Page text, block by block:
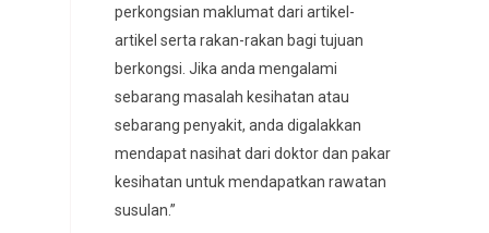
perkongsian maklumat dari artikel-
artikel serta rakan-rakan bagi tujuan
berkongsi. Jika anda mengalami
sebarang masalah kesihatan atau
sebarang penyakit, anda digalakkan
mendapat nasihat dari doktor dan pakar
kesihatan untuk mendapatkan rawatan
susulan.”